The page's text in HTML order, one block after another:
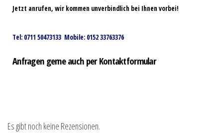
Jetzt anrufen, wir kommen unverbindlich bei Ihnen vorbei!
Tel: 0711 50473133 Mobile: 0152 33763376
Anfragen gerne auch per Kontaktformular
Es gibt noch keine Rezensionen.